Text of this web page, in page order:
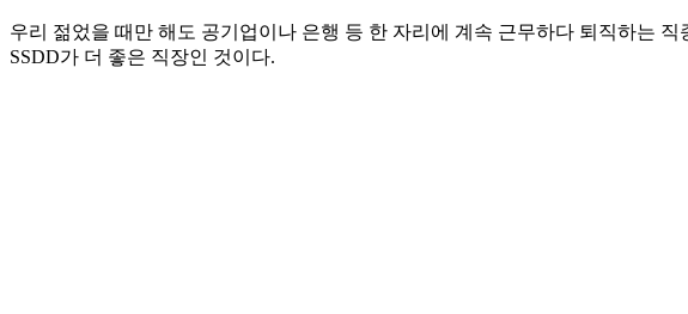
우리 젊었을 때만 해도 공기업이나 은행 등 한 자리에 계속 근무하다 퇴직하는
SSDD가 더 좋은 직장인 것이다.